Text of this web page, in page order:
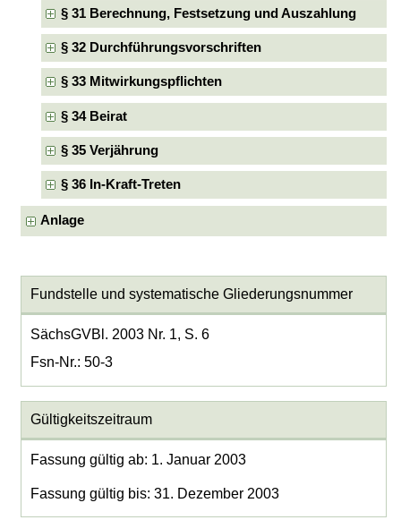
§ 31 Berechnung, Festsetzung und Auszahlung
§ 32 Durchführungsvorschriften
§ 33 Mitwirkungspflichten
§ 34 Beirat
§ 35 Verjährung
§ 36 In-Kraft-Treten
Anlage
Fundstelle und systematische Gliederungsnummer
SächsGVBl. 2003 Nr. 1, S. 6
Fsn-Nr.: 50-3
Gültigkeitszeitraum
Fassung gültig ab: 1. Januar 2003
Fassung gültig bis: 31. Dezember 2003